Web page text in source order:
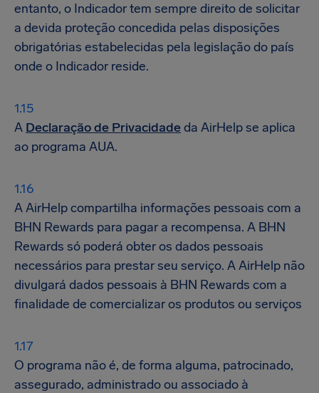
entanto, o Indicador tem sempre direito de solicitar
a devida proteção concedida pelas disposições
obrigatórias estabelecidas pela legislação do país
onde o Indicador reside.
A Declaração de Privacidadeda AirHelp se aplica
ao programa AUA.
A AirHelp compartilha informações pessoais com a
BHN Rewards para pagar a recompensa. A BHN
Rewards só poderá obter os dados pessoais
necessários para prestar seu serviço. A AirHelp não
divulgará dados pessoais à BHN Rewards com a
finalidade de comercializar os produtos ou serviços
O programa não é, de forma alguma, patrocinado,
assegurado, administrado ou associado à